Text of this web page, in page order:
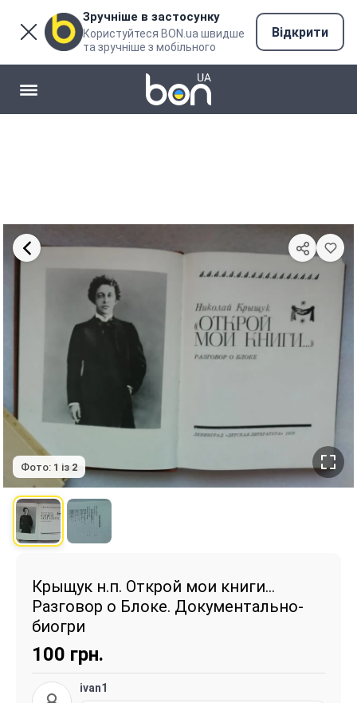
Зручніше в застосунку
Користуйтеся BON.ua швидше
та зручніше з мобільного
Відкрити
Фото: 1 із 2
Крыщук н.п. Открой мои книги...
Разговор о Блоке. Документально-
биогри
100 грн.
ivan1